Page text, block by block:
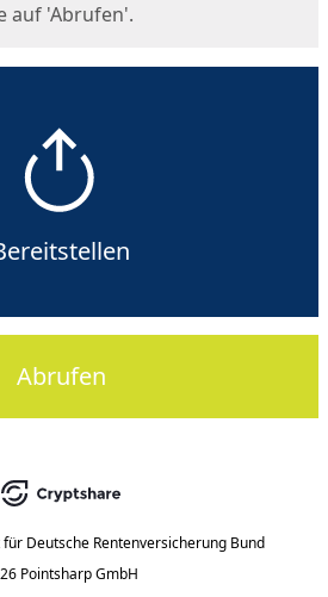
auf 'Abrufen'.
Abrufen
für Deutsche Rentenversicherung Bund
Pointsharp GmbH